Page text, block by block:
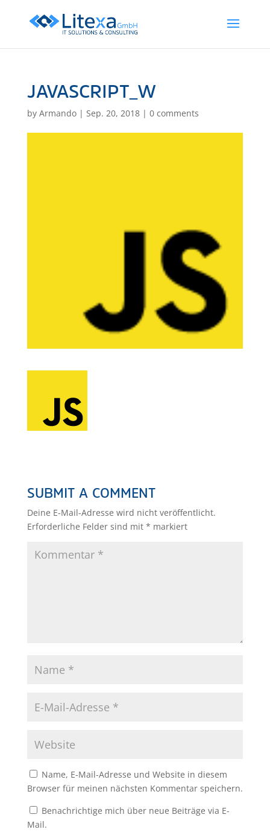
JAVASCRIPT_W
by Armando| Sep. 20, 2018| 0 comments
SUBMIT A COMMENT
Deine E-Mail-Adresse wird nicht veröffentlicht.
Erforderliche Felder sind mit * markiert
Name, E-Mail-Adresse und Website in diesem
Browser für meinen nächsten Kommentar speichern.
Benachrichtige mich über neue Beiträge via E-
Mail.